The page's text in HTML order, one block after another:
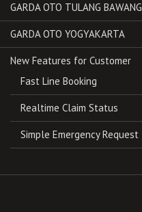
GARDA OTO TULANG BAWANG
GARDA OTO YOGYAKARTA
New Features for Customer
Fast Line Booking
Realtime Claim Status
Simple Emergency Request